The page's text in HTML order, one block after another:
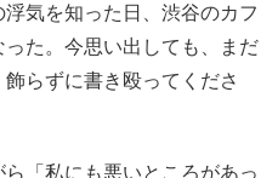
気を知った日、渋谷のカフ
た。今思い出しても、まだ
らずに書き殴ってくださ
「私にも悪いところがあっ